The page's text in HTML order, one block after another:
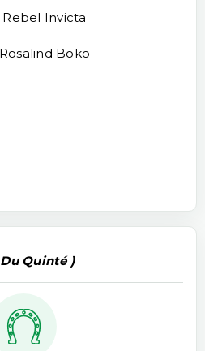
Rebel Invicta
Rosalind Boko
Quinté )